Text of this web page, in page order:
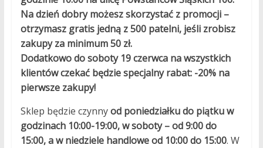
Na dzień dobry możesz skorzystać z promocji –
otrzymasz gratis jedną z 500 patelni, jeśli zrobisz
zakupy za minimum 50 zł.
Dodatkowo do soboty 19 czerwca na wszystkich
klientów czekać będzie specjalny rabat: -20% na
pierwsze zakupy!
Sklep będzie czynnyod poniedziałku do piątku w
godzinach 10:00-19:00, w soboty – od 9:00 do
15:00, a w niedziele handlowe od 10:00 do 15:00. W